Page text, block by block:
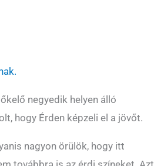
negyedik helyen álló
hogy Érden képzeli el a jövőt.
nagyon örülök, hogy itt